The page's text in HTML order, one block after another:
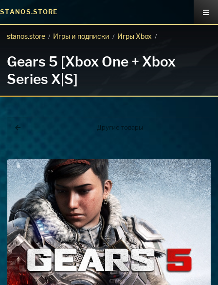
STANOS.STORE
stanos.store / Игры и подписки / Игры Xbox /
Gears 5 [Xbox One + Xbox
Series X|S]
Другие товары
турецким регионом?
Как включить 2х факторную
верификацию? Что такое TOTP
ключ?
Как создать аккаунт Microsoft с
турецким регионом?